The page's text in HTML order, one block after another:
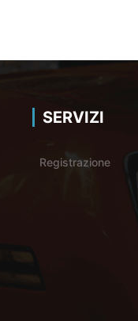
SERVIZI
Registrazione